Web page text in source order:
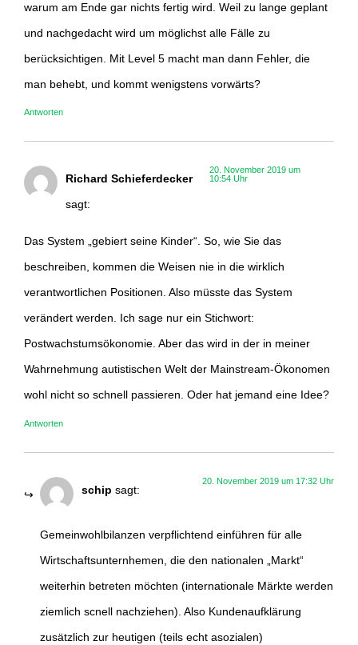
warum am Ende gar nichts fertig wird. Weil zu lange geplant
und nachgedacht wird um möglichst alle Fälle zu
berücksichtigen. Mit Level 5 macht man dann Fehler, die
man behebt, und kommt wenigstens vorwärts?
Antworten
Richard Schieferdecker
sagt:
20. November 2019 um
10:54 Uhr
Das System „gebiert seine Kinder“. So, wie Sie das
beschreiben, kommen die Weisen nie in die wirklich
verantwortlichen Positionen. Also müsste das System
verändert werden. Ich sage nur ein Stichwort:
Postwachstumsökonomie. Aber das wird in der in meiner
Wahrnehmung autistischen Welt der Mainstream-Ökonomen
wohl nicht so schnell passieren. Oder hat jemand eine Idee?
Antworten
schip sagt:
20. November 2019 um 17:32 Uhr
Gemeinwohlbilanzen verpflichtend einführen für alle
Wirtschaftsunternhemen, die den nationalen „Markt“
weiterhin betreten möchten (internationale Märkte werden
ziemlich scnell nachziehen). Also Kundenaufklärung
zusätzlich zur heutigen (teils echt asozialen)